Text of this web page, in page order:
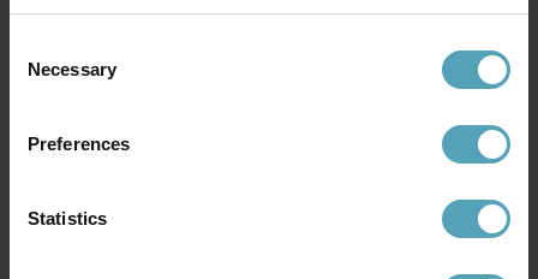
Selection
Necessary
Preferences
Statistics